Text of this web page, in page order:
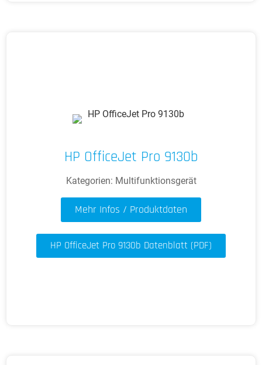
HP OfficeJet Pro 9130b
Kategorien: Multifunktionsgerät
Mehr Infos / Produktdaten
HP OfficeJet Pro 9130b Datenblatt (PDF)